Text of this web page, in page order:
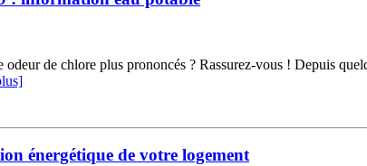
odeur de chlore plus prononcés ? Rassurez-vous ! Depuis
énergétique de votre logement